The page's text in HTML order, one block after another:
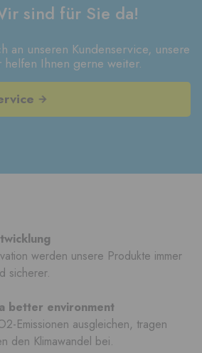
sind für Sie da!
an unseren Kundenservice, unsere
Ihnen gerne weiter.
werden unsere Produkte immer
sicherer.
better environment
Emissionen ausgleichen, tragen
den Klimawandel bei.